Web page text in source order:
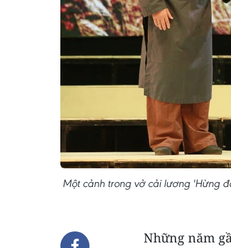
Một cảnh trong vở cải lương 'Hừng
Những năm